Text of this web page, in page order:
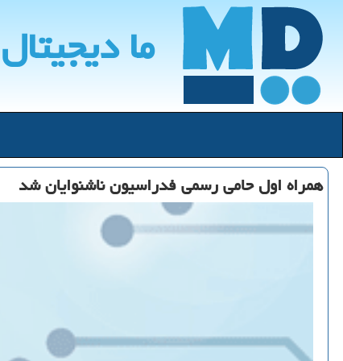
ما دیجیتال
همراه اول حامی رسمی فدراسیون ناشنوایان شد